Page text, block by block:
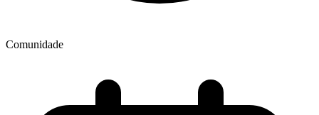
Comunidade